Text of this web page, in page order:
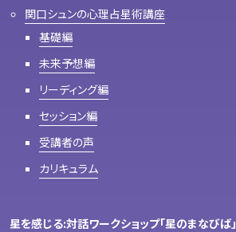
関口シュンの心理占星術講座
基礎編
未来予想編
リーディング編
セッション編
受講者の声
カリキュラム
星を感じる:対話ワークショップ「星のまなびば」